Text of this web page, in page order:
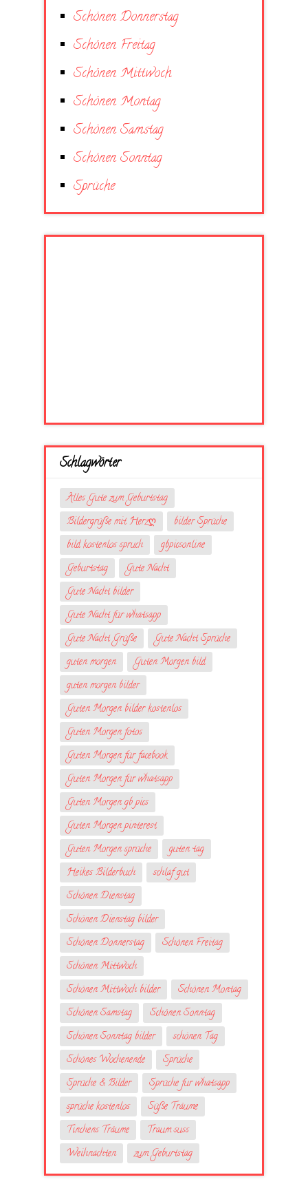
Schönen Donnerstag
Schönen Freitag
Schönen Mittwoch
Schönen Montag
Schönen Samstag
Schönen Sonntag
Sprüche
Schlagwörter
Alles Gute zum Geburtstag
Bildergrüße mit Herzღ
bilder Sprüche
bild kostenlos spruch
gbpicsonline
Geburtstag
Gute Nacht
Gute Nacht bilder
Gute Nacht für whatsapp
Gute Nacht Grüße
Gute Nacht Sprüche
guten morgen
Guten Morgen bild
guten morgen bilder
Guten Morgen bilder kostenlos
Guten Morgen fotos
Guten Morgen für facebook
Guten Morgen für whatsapp
Guten Morgen gb pics
Guten Morgen pinterest
Guten Morgen sprüche
guten tag
Heikes Bilderbuch
schlaf gut
Schönen Dienstag
Schönen Dienstag bilder
Schönen Donnerstag
Schönen Freitag
Schönen Mittwoch
Schönen Mittwoch bilder
Schönen Montag
Schönen Samstag
Schönen Sonntag
Schönen Sonntag bilder
schönen Tag
Schönes Wochenende
Sprüche
Sprüche & Bilder
Sprüche fur whatsapp
sprüche kostenlos
Süße Träume
Tinchens Träume
Traum suss
Weihnachten
zum Geburtstag